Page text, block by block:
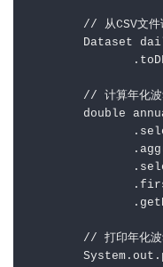
// 从CSV文件
Dataset
// 计算年化波
double
// 打印年化波